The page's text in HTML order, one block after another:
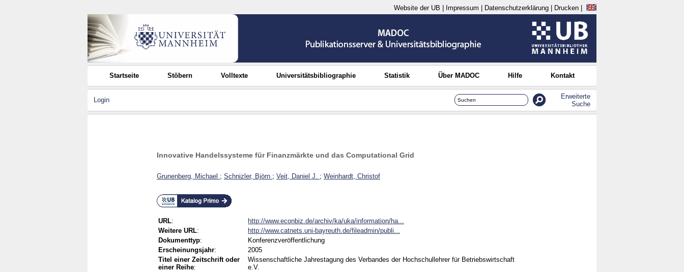
Website der UB Impressum Datenschutzerklärung Drucken
Startseite Stöbern Volltexte Universitätsbibliographie Statistik Über MADOC Hilfe Kontakt
Login
Erweiterte
Suche
Innovative Handelssysteme für Finanzmärkte und das Computational Grid
Grunenberg, Michael ; Schnizler, Björn ; Veit, Daniel J. ; Weinhardt, Christof
URL:
http://www.econbiz.de/archiv/ka/uka/information/ha...
Weitere URL:
http://www.catnets.uni-bayreuth.de/fileadmin/publi...
Dokumenttyp:
Konferenzveröffentlichung
Erscheinungsjahr:
2005
Titel einer Zeitschrift oder
einer Reihe:
Wissenschaftliche Jahrestagung des Verbandes der Hochschullehrer für Betriebswirtschaft
e.V.